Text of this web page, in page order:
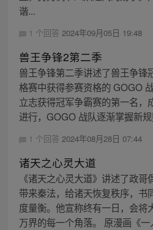
谐...
1 个回答 2024年09月05日 19:48
兽王争锋2第二季
兽王争锋第二季讲述了兽王争锋
格赛中获得参赛资格的 GOGO
立志获得冠军争霸赛的第一名，
进行，GOGO 战队逐渐掌握新
1 个回答 2024年08月28日 07:44
诸天之心灵大道
《诸天之心灵大道》讲述了政
带来秦法，给诸天恢复秩序，书
度量衡。他宣称终有一日，会将
万界的每一个角落。 原漫画《